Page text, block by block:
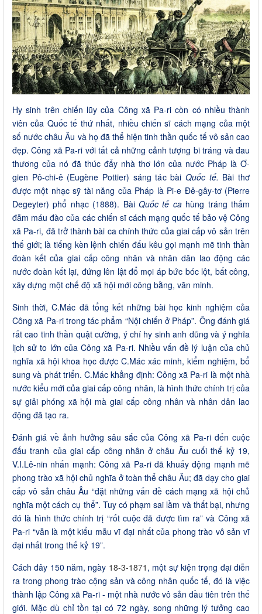
Hy sinh trên chiến lũy của Công xã Pa-ri còn có nhiều thành
viên của Quốc tế thứ nhất, nhiều chiến sĩ cách mạng của một
số nước châu Âu và họ đã thể hiện tinh thần quốc tế vô sản cao
đẹp. Công xã Pa-ri với tất cả những cảnh tượng bi tráng và đau
thương của nó đã thúc đẩy nhà thơ lớn của nước Pháp là Ơ-
gien Pô-chi-ê (Eugène Pottier) sáng tác bài Quốc tế. Bài thơ
được một nhạc sỹ tài năng của Pháp là Pi-e Đê-gây-tơ (Pierre
Degeyter) phổ nhạc (1888). Bài Quốc tế cahùng tráng thấm
đẫm máu đào của các chiến sĩ cách mạng quốc tế bảo vệ Công
xã Pa-ri, đã trở thành bài ca chính thức của giai cấp vô sản trên
thế giới; là tiếng kèn lệnh chiến đấu kêu gọi mạnh mẽ tinh thần
đoàn kết của giai cấp công nhân và nhân dân lao động các
nước đoàn kết lại, đứng lên lật đổ mọi áp bức bóc lột, bất công,
xây dựng một chế độ xã hội mới công bằng, văn minh.
Sinh thời, C.Mác đã tổng kết những bài học kinh nghiệm của
Công xã Pa-ri trong tác phẩm “Nội chiến ở Pháp”. Ông đánh giá
rất cao tinh thần quật cường, ý chí hy sinh anh dũng và ý nghĩa
lịch sử to lớn của Công xã Pa-ri. Nhiều vấn đề lý luận của chủ
nghĩa xã hội khoa học được C.Mác xác minh, kiểm nghiệm, bổ
sung và phát triển. C.Mác khẳng định: Công xã Pa-ri là một nhà
nước kiểu mới của giai cấp công nhân, là hình thức chính trị của
sự giải phóng xã hội mà giai cấp công nhân và nhân dân lao
động đã tạo ra.
Đánh giá về ảnh hưởng sâu sắc của Công xã Pa-ri đến cuộc
đấu tranh của giai cấp công nhân ở châu Âu cuối thế kỷ 19,
V.I.Lê-nin nhấn mạnh: Công xã Pa-ri đã khuấy động mạnh mẽ
phong trào xã hội chủ nghĩa ở toàn thể châu Âu; đã dạy cho giai
cấp vô sản châu Âu “đặt những vấn đề cách mạng xã hội chủ
nghĩa một cách cụ thể”. Tuy có phạm sai lầm và thất bại, nhưng
đó là hình thức chính trị “rốt cuộc đã được tìm ra” và Công xã
Pa-ri “vẫn là một kiểu mẫu vĩ đại nhất của phong trào vô sản vĩ
đại nhất trong thế kỷ 19”.
Cách đây 150 năm, ngày 18-3-1871 , một sự kiện trọng đại diễn
ra trong phong trào cộng sản và công nhân quốc tế, đó là việc
thành lập Công xã Pa-ri - một nhà nước vô sản đầu tiên trên thế
giới. Mặc dù chỉ tồn tại có 72 ngày, song những lý tưởng cao